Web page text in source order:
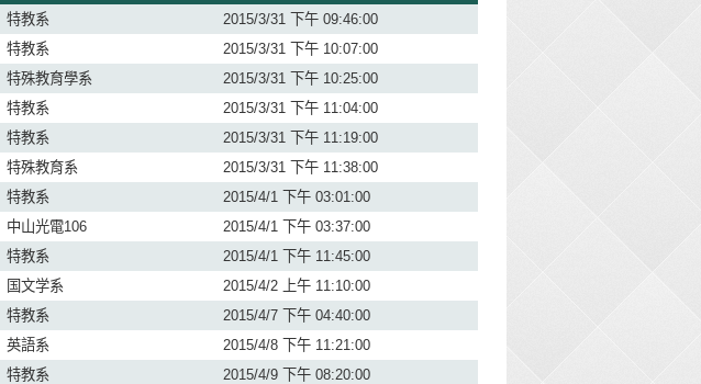
特教系
2015/3/31 下午 09:46:00
特教系
2015/3/31 下午 10:07:00
特殊教育學系
2015/3/31 下午 10:25:00
特教系
2015/3/31 下午 11:04:00
特教系
2015/3/31 下午 11:19:00
特殊教育系
2015/3/31 下午 11:38:00
特教系
2015/4/1 下午 03:01:00
中山光電106
2015/4/1 下午 03:37:00
特教系
2015/4/1 下午 11:45:00
国文学系
2015/4/2 上午 11:10:00
特教系
2015/4/7 下午 04:40:00
英語系
2015/4/8 下午 11:21:00
特教系
2015/4/9 下午 08:20:00